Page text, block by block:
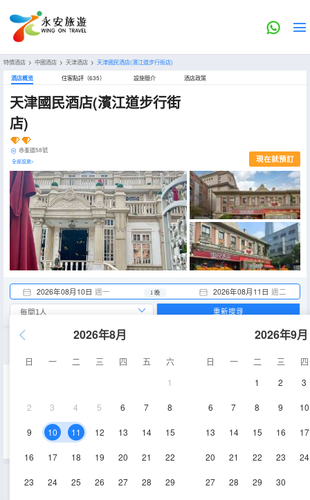
特價酒店 > 中國酒店 > 天津酒店 > 天津國民酒店(濱江道步行街店)
酒店概览 住客點評（635） 設施簡介 酒店政策
天津國民酒店(濱江道步行街
店)
赤峯道58號
全部設施> 現在就預訂
2026年08月10日 週一 2026年08月11日 週二
1 晚
2026年8月
日 一 二 三 四 五
六
1
2 3 4 5 6 7 8
9 10 11 12 13 14 15
16 17 18 19 20 21 22
23 24 25 26 27 28 29
2026年9月
日 一 二 三
四
1
2 3
6 7 8 9 10
13 14 15 16 17
20 21 22 23 24
27 28 29 30
重新搜尋
空調
高級大床房